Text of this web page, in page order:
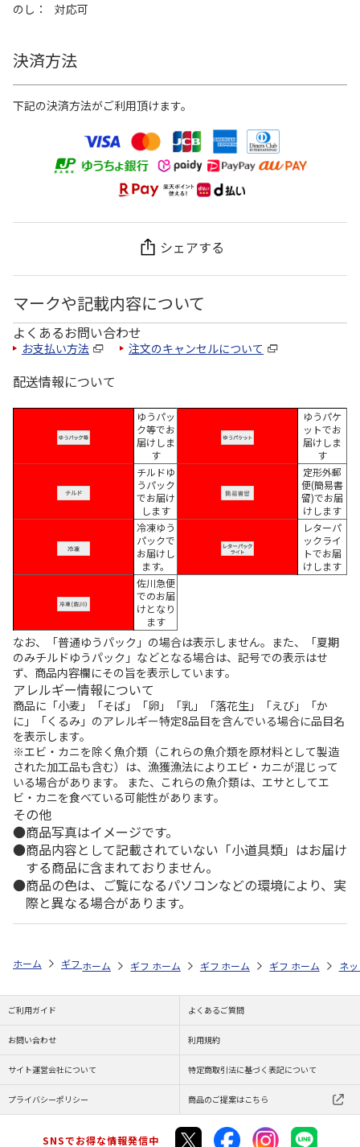
のし
対応可
決済方法
下記の決済方法がご利用頂けます。
シェアする
マークや記載内容について
よくあるお問い合わせ
お支払い方法 注文のキャンセルについて
配送情報について
ゆうパッ
ク等でお
届けしま
す
ゆうパケ
ットでお
届けしま
す
チルドゆ
うパック
でお届け
します
定形外郵
便(簡易書
留)でお届
けします
冷凍ゆう
パックで
お届けし
ます。
レターパ
ックライ
トでお届
けします
佐川急便
でのお届
けとなり
ます
なお、「普通ゆうパック」の場合は表示しません。また、「夏期
のみチルドゆうパック」などとなる場合は、記号での表示はせ
ず、商品内容欄にその旨を表示しています。
アレルギー情報について
商品に「小麦」「そば」「卵」「乳」「落花生」「えび」「か
に」「くるみ」のアレルギー特定8品目を含んでいる場合に品目名
を表示します。
※エビ・カニを除く魚介類（これらの魚介類を原材料として製造
された加工品も含む）は、漁獲漁法によりエビ・カニが混じって
いる場合があります。 また、これらの魚介類は、エサとしてエ
ビ・カニを食べている可能性があります。
その他
商品写真はイメージです。
商品内容として記載されていない「小道具類」はお届け
する商品に含まれておりません。
商品の色は、ご覧になるパソコンなどの環境により、実
際と異なる場合があります。
ホーム ギフトストア お中元・夏ギフト特集 2026 そうめん・麺類
ホーム ギフトストア お中元・夏ギフト特集 2026
ホーム ギフトストア お中元・夏ギフト
ホーム ギフトストア お
ホーム ネ
ご利用ガイド よくあるご質問
お問い合わせ 利用規約
サイト運営会社について 特定商取引法に基づく表記について
プライバシーポリシー 商品のご提案はこちら
SNSでお得な情報発信中